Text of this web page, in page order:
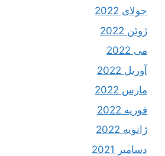
جولای 2022
ژوئن 2022
می 2022
آوریل 2022
مارس 2022
فوریه 2022
ژانویه 2022
دسامبر 2021